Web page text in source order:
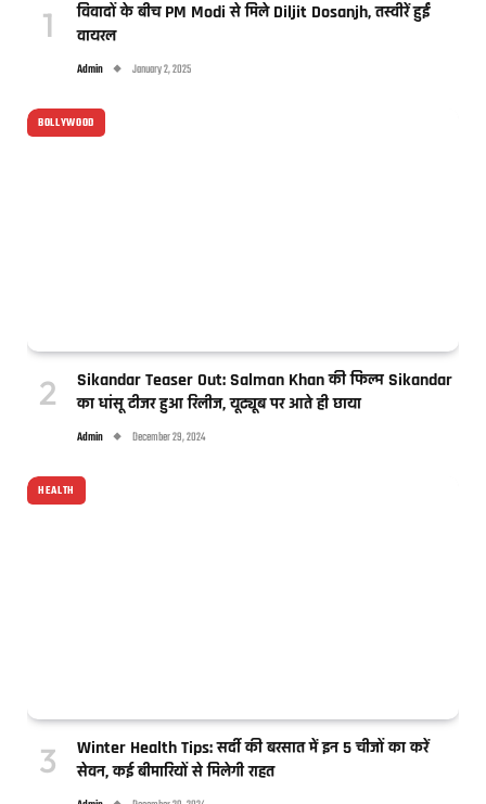
विवादों के बीच PM Modi से मिले Diljit Dosanjh, तस्वीरें हुईं
वायरल
Admin January 2, 2025
BOLLYWOOD
Sikandar Teaser Out: Salman Khan की फिल्म Sikandar
का धांसू टीजर हुआ रिलीज, यूट्यूब पर आते ही छाया
Admin December 29, 2024
HEALTH
Winter Health Tips: सर्दी की बरसात में इन 5 चीजों का करें
सेवन, कई बीमारियों से मिलेगी राहत